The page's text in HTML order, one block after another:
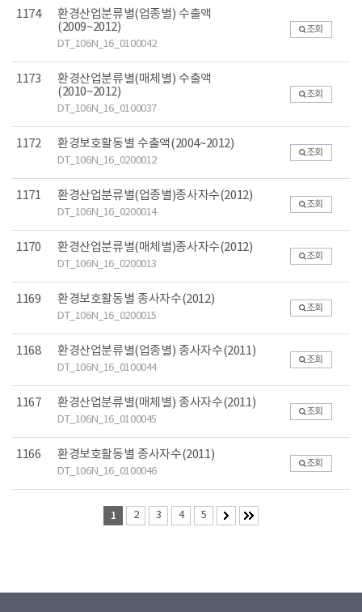
1174
환경산업분류별(업종별) 수출액
(2009~2012)
DT_106N_16_0100042
조회
1173
환경산업분류별(매체별) 수출액
(2010~2012)
DT_106N_16_0100037
조회
1172 환경보호활동별 수출액(2004~2012)
DT_106N_16_0200012
조회
1171 환경산업분류별(업종별)종사자수(2012)
DT_106N_16_0200014
조회
1170 환경산업분류별(매체별)종사자수(2012)
DT_106N_16_0200013
조회
1169 환경보호활동별 종사자수(2012)
DT_106N_16_0200015
조회
1168 환경산업분류별(업종별) 종사자수(2011)
DT_106N_16_0100044
조회
1167 환경산업분류별(매체별) 종사자수(2011)
DT_106N_16_0100045
조회
1166 환경보호활동별 종사자수(2011)
DT_106N_16_0100046
조회
1 2 3 4 5